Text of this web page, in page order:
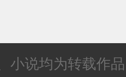
小说均为转载作